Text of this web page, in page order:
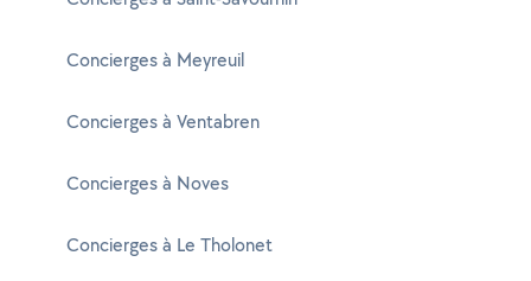
Concierges à Meyreuil
Concierges à Ventabren
Concierges à Noves
Concierges à Le Tholonet